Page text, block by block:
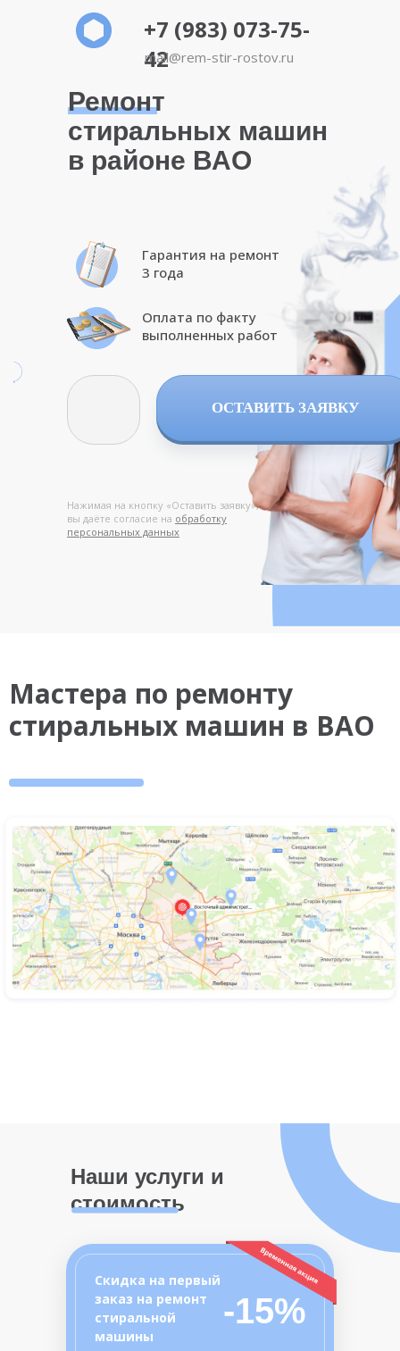
Ремонт
стиральных машин
в районе ВАО
Гарантия на ремонт
3 года
Оплата по факту
выполненных работ
Нажимая на кнопку «Оставить заявку»,
вы даёте согласие на обработку
персональных данных
+7 (983) 073-75-
42
mail@rem-stir-rostov.ru
ОСТАВИТЬ ЗАЯВКУ
Мастера по ремонту
стиральных машин в ВАО
Наши услуги и
стоимость
Скидка на первый
заказ на ремонт
стиральной
машины
-15%